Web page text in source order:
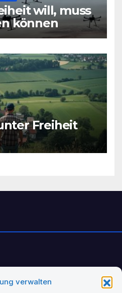
verwalten
will, muss
können
Freiheit